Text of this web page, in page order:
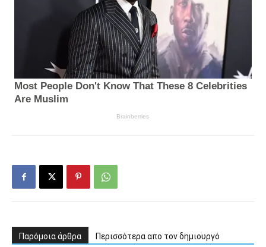
Παρόμοια άρθρα Περισσότερα απο τον δημιουργό